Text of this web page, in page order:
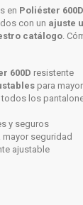
en Poliéster 600D
con un ajuste
catálogo.
600D resistente
para
todos los
y seguros
seguridad
ajustable